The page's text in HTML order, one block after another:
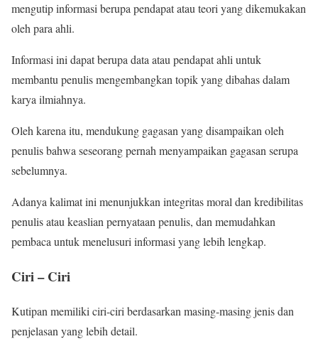
mengutip informasi berupa pendapat atau teori yang dikemukakan
oleh para ahli.
Informasi ini dapat berupa data atau pendapat ahli untuk
membantu penulis mengembangkan topik yang dibahas dalam
karya ilmiahnya.
Oleh karena itu, mendukung gagasan yang disampaikan oleh
penulis bahwa seseorang pernah menyampaikan gagasan serupa
sebelumnya.
Adanya kalimat ini menunjukkan integritas moral dan kredibilitas
penulis atau keaslian pernyataan penulis, dan memudahkan
pembaca untuk menelusuri informasi yang lebih lengkap.
Ciri – Ciri
Kutipan memiliki ciri-ciri berdasarkan masing-masing jenis dan
penjelasan yang lebih detail.